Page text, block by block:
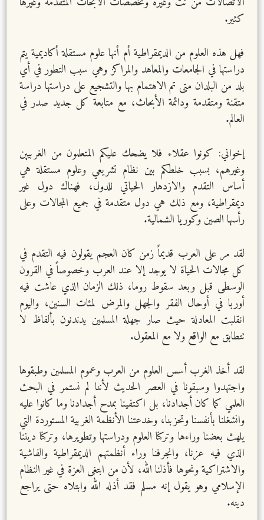
كثير.
فهل هذه العلوم من الديمقراطية أم أنها علوم مستقلة أكاديمية يتم
دراستها في الجامعات والمعاهد والمراكز وهي سبب التطور في أي
بلد من البلدان متى تم الاهتمام بها والتشجيع على دراستها دراسة
متقنة ومتقدمة ودائمة الأبحاث، مع متابعة كل جديد صدر في
العالم.
إخواني: كونوا عقلاء فلا يضحك عليكم المتعلمون من الغربيين
وغيرهم، بسبب خلطكم بين نظام تشريعي وعلوم مستقلة هي
أساس التقدم والازدهار الحياتي للدول، فهناك دول غير
ديمقراطية، ومع ذلك هي دول متقدمة في جميع المجالات وعلى
رأسها الصين وكوريا الشمالية.
لقد مر على العرب قديماً زمن كان العجم يقولون فيه التقدم في
كل مجالات الحياة لا يوجد إلا عند العرب وخصوصاً في القرون
الوسطى قبل وبعد سقوط روما، ذلك الزمان الذي عاشت فيه
أوربا في أوحال الفقر والجهل والمرض لمئات السنين، واليوم
انقلبت المعادلة حيث صار جهلة المسلمين يدندنون بألفاظ لا
تتطابق مع الواقع ولا مع المعقول.
لقد أخذ الغرب أسس العلوم من العرب وعموم المسلمين وطبقوها
واجتهدوا وسبقونا في العصر الحديث لأننا لم نستمر في البحث
العلمي كما كان أجدادنا، بل اكتفينا بمدح أجدادنا وما كانوا عليه
وانشغلنا بأنفسنا وتحزبنا، وخدعتنا الأنظمة الغربية المستوردة التي
يلهث بعضنا وراءها وتركنا العلوم ودراستها وتطويرها، وتركنا ديننا
الذي فيه عزنا، وانجرفنا وراء أنظمتهم الديمقراطية والفاشية
والاشتراكية ونحوها فأذلنا الله، لأن من ابتغى العزة في غير النظام
الإسلامي وهو يقول إنه مسلم فقد أذله الله وابتلاه حتى يراجع
دينه.